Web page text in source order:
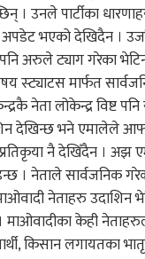
उनले पार्टीका
भएको देखिदैन ।
अरुले ट्याग गरेका
मार्फत
नेता लोकेन्द्र विष्ट
देखिन्छ भने एमालेले आफ्नो
नै देखिँदैन । अझ
। नेताले सार्वजनिक
नेताहरु उदाशिन
माओवादीका केही
किसान लगायतका